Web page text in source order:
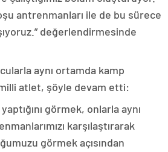
antrenmanları ile de bu sürece
değerlendirmesinde
aynı ortamda kamp
atlet, şöyle devam etti:
görmek, onlarla aynı
karşılaştırarak
görmek açısından